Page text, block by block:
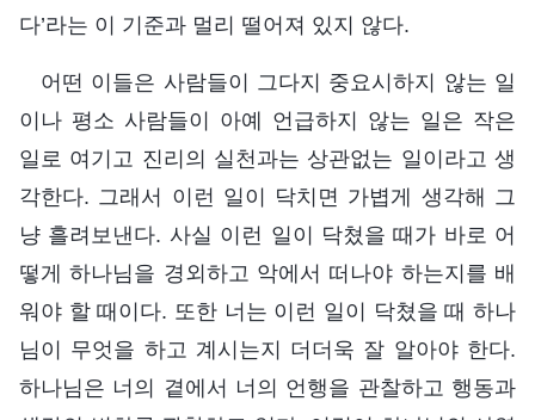
다’라는 이 기준과 멀리 떨어져 있지 않다.
어떤 이들은 사람들이 그다지 중요시하지 않는 일
이나 평소 사람들이 아예 언급하지 않는 일은 작은
일로 여기고 진리의 실천과는 상관없는 일이라고 생
각한다. 그래서 이런 일이 닥치면 가볍게 생각해 그
냥 흘려보낸다. 사실 이런 일이 닥쳤을 때가 바로 어
떻게 하나님을 경외하고 악에서 떠나야 하는지를 배
워야 할 때이다. 또한 너는 이런 일이 닥쳤을 때 하나
님이 무엇을 하고 계시는지 더더욱 잘 알아야 한다.
하나님은 너의 곁에서 너의 언행을 관찰하고 행동과